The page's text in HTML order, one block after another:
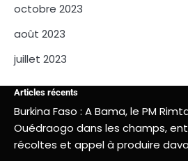
octobre 2023
août 2023
juillet 2023
Articles récents
Burkina Faso : A Bama, le PM
Ouédraogo dans les champs,
récoltes et appel à produire